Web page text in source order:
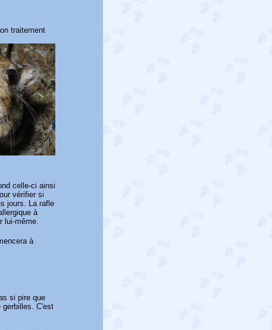
traitement
celle-ci ainsi
vérifier si
jours. La rafle
à
lui-même.
à
si pire que
gerbilles. C'est